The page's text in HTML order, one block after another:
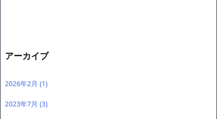
アーカイブ
2026年2月 (1)
2023年7月 (3)